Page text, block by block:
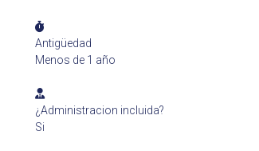
Antigüedad
Menos de 1 año
¿Administracion incluida?
Si